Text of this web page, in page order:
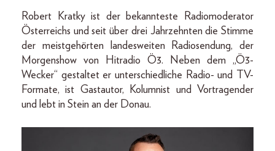
Robert Kratky ist der bekannteste Radiomoderator
Österreichs und seit über drei Jahrzehnten die Stimme
der meist­­­gehörten landesweiten Radiosendung, der
Morgenshow von Hitradio Ö3. Neben dem „Ö3-
Wecker“ gestaltet er unterschiedliche Radio- und TV-
Formate, ist Gastautor, Kolumnist und Vortragender
und lebt in Stein an der Donau.